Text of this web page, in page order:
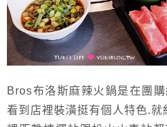
Bros布洛斯麻辣火鍋是在團
看到店裡裝潢挺有個人特色.